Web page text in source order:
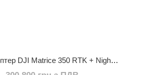
Мультикоптер DJI Matrice 350 RTK + NightVision FPV камера